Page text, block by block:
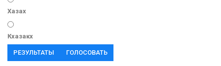
Хазах
Кхазакх
РЕЗУЛЬТАТЫ ГОЛОСОВАТЬ